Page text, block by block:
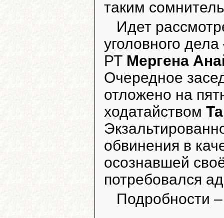
таким
Идет
уголовного
РТ Мергена
Очередное
отложено на
ходатайством
обвинения в
осознавшей
потребовался
Подробности